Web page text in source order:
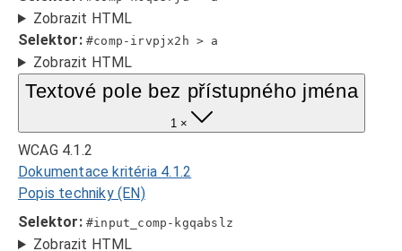
Zobrazit HTML
Selektor: #comp-irvpjx2h > a
Zobrazit HTML
Textové pole bez přístupného jména
1 ×
WCAG 4.1.2
Dokumentace kritéria 4.1.2
Popis techniky (EN)
Selektor: #input_comp-kgqabslz
Zobrazit HTML